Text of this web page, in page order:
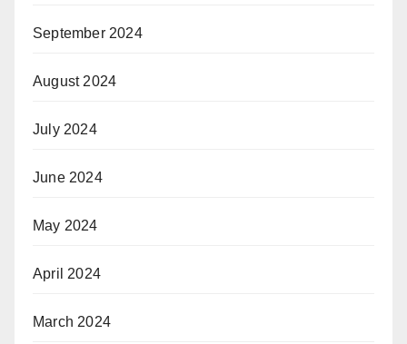
September 2024
August 2024
July 2024
June 2024
May 2024
April 2024
March 2024